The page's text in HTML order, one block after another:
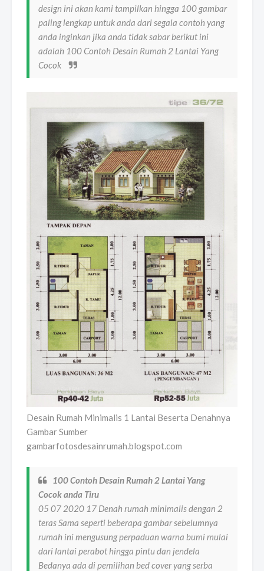
design ini akan kami tampilkan hingga 100 gambar
paling lengkap untuk anda dari segala contoh yang
anda inginkan jika anda tidak sabar berikut ini
adalah 100 Contoh Desain Rumah 2 Lantai Yang
Cocok
Desain Rumah Minimalis 1 Lantai Beserta Denahnya
Gambar Sumber
gambarfotosdesainrumah.blogspot.com
100 Contoh Desain Rumah 2 Lantai Yang
Cocok anda Tiru
05 07 2020 17 Denah rumah minimalis dengan 2
teras Sama seperti beberapa gambar sebelumnya
rumah ini mengusung perpaduan warna bumi mulai
dari lantai perabot hingga pintu dan jendela
Bedanya ada di pemilihan bed cover yang serba